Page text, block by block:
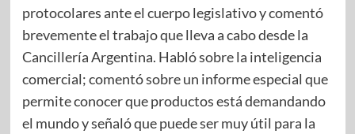
protocolares ante el cuerpo legislativo y comentó
brevemente el trabajo que lleva a cabo desde la
Cancillería Argentina. Habló sobre la inteligencia
comercial; comentó sobre un informe especial que
permite conocer que productos está demandando
el mundo y señaló que puede ser muy útil para la